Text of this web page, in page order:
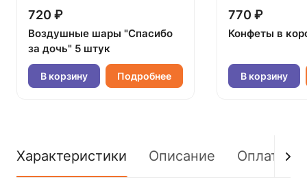
720 ₽
Воздушные шары "Спасибо
за дочь" 5 штук
В корзину Подробнее
770 ₽
Конфеты в
В корзину
Характеристики Описание Оплата